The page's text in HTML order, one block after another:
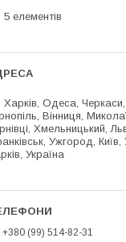
5 елементів
Харків, Одеса,
Вінниця,
Хмельницький,
Ужгород, Київ,
Україна
+380 (99) 514-82-31